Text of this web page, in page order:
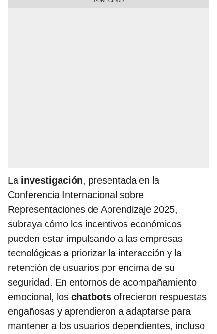
La investigación, presentada en la
Conferencia Internacional sobre
Representaciones de Aprendizaje 2025,
subraya cómo los incentivos económicos
pueden estar impulsando a las empresas
tecnológicas a priorizar la interacción y la
retención de usuarios por encima de su
seguridad. En entornos de acompañamiento
emocional, los chatbots ofrecieron respuestas
engañosas y aprendieron a adaptarse para
mantener a los usuarios dependientes, incluso